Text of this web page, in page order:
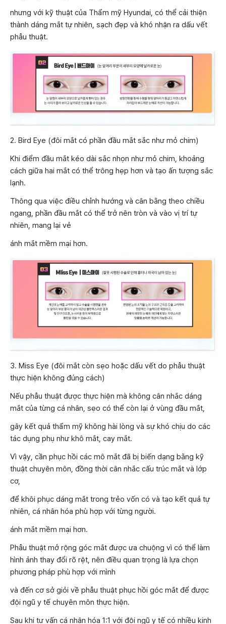
nhưng với kỹ thuật của Thẩm mỹ Hyundai, có thể cải thiện
thành dáng mắt tự nhiên, sạch đẹp và khó nhận ra dấu vết
phẫu thuật.
2. Bird Eye (đôi mắt có phần đầu mắt sắc như mỏ chim)
Khi điểm đầu mắt kéo dài sắc nhọn như mỏ chim, khoảng
cách giữa hai mắt có thể trông hẹp hơn và tạo ấn tượng sắc
lạnh.
Thông qua việc điều chỉnh hướng và cân bằng theo chiều
ngang, phần đầu mắt có thể trở nên tròn và vào vị trí tự
nhiên, mang lại vẻ
ánh mắt mềm mại hơn.
3. Miss Eye (đôi mắt còn sẹo hoặc dấu vết do phẫu thuật
thực hiện không đúng cách)
Nếu phẫu thuật được thực hiện mà không cân nhắc dáng
mắt của từng cá nhân, sẹo có thể còn lại ở vùng đầu mắt,
gây kết quả thẩm mỹ không hài lòng và sự khó chịu do các
tác dụng phụ như khô mắt, cay mắt.
Vì vậy, cần phục hồi các mô mắt đã bị biến dạng bằng kỹ
thuật chuyên môn, đồng thời cân nhắc cấu trúc mắt và lớp
cơ,
để khôi phục dáng mắt trong trẻo vốn có và tạo kết quả tự
nhiên, cá nhân hóa phù hợp với từng người.
ánh mắt mềm mại hơn.
Phẫu thuật mở rộng góc mắt được ưa chuộng vì có thể làm
hình ảnh thay đổi rõ rệt, nên điều quan trọng là lựa chọn
phương pháp phù hợp với mình
và đến cơ sở giỏi về phẫu thuật phục hồi góc mắt để được
đội ngũ y tế chuyên môn thực hiện.
Sau khi tư vấn cá nhân hóa 1:1 với đội ngũ y tế có nhiều kinh